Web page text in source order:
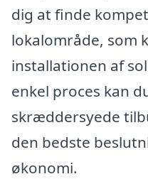
dig at finde
lokalområde, som
installationen af
enkel proces kan
skræddersyede
den bedste
økonomi.